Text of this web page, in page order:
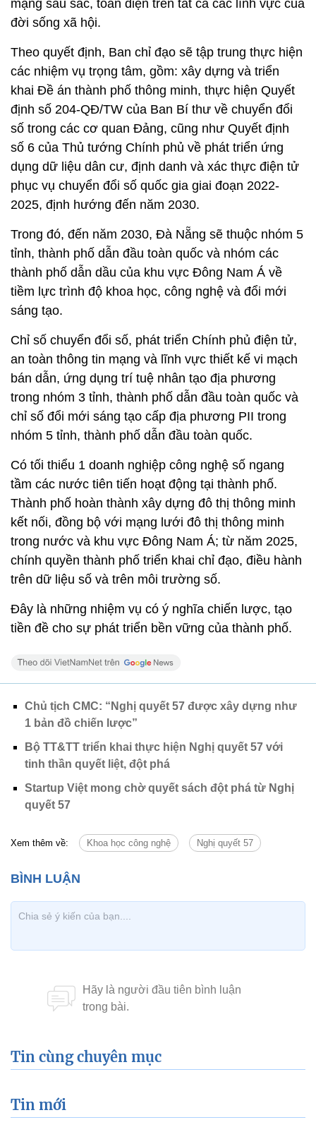
mạng sâu sắc, toàn diện trên tất cả các lĩnh vực của
đời sống xã hội.
Theo quyết định, Ban chỉ đạo sẽ tập trung thực hiện
các nhiệm vụ trọng tâm, gồm: xây dựng và triển
khai Đề án thành phố thông minh, thực hiện Quyết
định số 204-QĐ/TW của Ban Bí thư về chuyển đổi
số trong các cơ quan Đảng, cũng như Quyết định
số 6 của Thủ tướng Chính phủ về phát triển ứng
dụng dữ liệu dân cư, định danh và xác thực điện tử
phục vụ chuyển đổi số quốc gia giai đoạn 2022-
2025, định hướng đến năm 2030.
Trong đó, đến năm 2030, Đà Nẵng sẽ thuộc nhóm 5
tỉnh, thành phố dẫn đầu toàn quốc và nhóm các
thành phố dẫn dầu của khu vực Đông Nam Á về
tiềm lực trình độ khoa học, công nghệ và đổi mới
sáng tạo.
Chỉ số chuyển đổi số, phát triển Chính phủ điện tử,
an toàn thông tin mạng và lĩnh vực thiết kế vi mạch
bán dẫn, ứng dụng trí tuệ nhân tạo địa phương
trong nhóm 3 tỉnh, thành phố dẫn đầu toàn quốc và
chỉ số đổi mới sáng tạo cấp địa phương PII trong
nhóm 5 tỉnh, thành phố dẫn đầu toàn quốc.
Có tối thiểu 1 doanh nghiệp công nghệ số ngang
tầm các nước tiên tiến hoạt động tại thành phố.
Thành phố hoàn thành xây dựng đô thị thông minh
kết nối, đồng bộ với mạng lưới đô thị thông minh
trong nước và khu vực Đông Nam Á; từ năm 2025,
chính quyền thành phố triển khai chỉ đạo, điều hành
trên dữ liệu số và trên môi trường số.
Đây là những nhiệm vụ có ý nghĩa chiến lược, tạo
tiền đề cho sự phát triển bền vững của thành phố.
Chủ tịch CMC: “Nghị quyết 57 được xây dựng như
1 bản đồ chiến lược”
Bộ TT&TT triển khai thực hiện Nghị quyết 57 với
tinh thần quyết liệt, đột phá
Startup Việt mong chờ quyết sách đột phá từ Nghị
quyết 57
Xem thêm về: Khoa học công nghệ Nghị quyết 57
Tin cùng chuyên mục
Tin mới